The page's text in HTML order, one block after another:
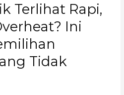
Terlihat Rapi,
Ini
Tidak